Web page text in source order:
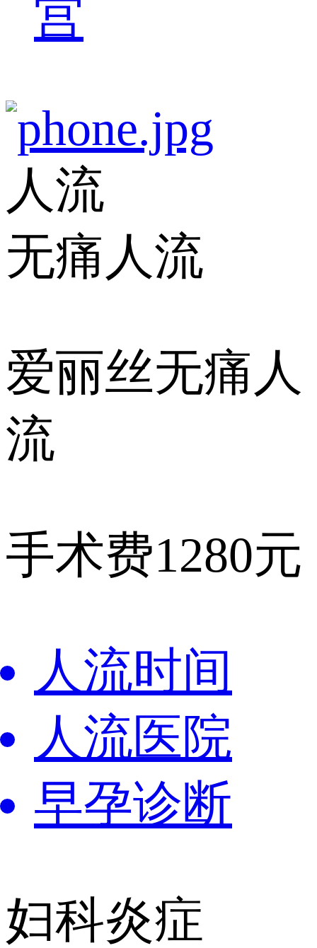
宫
人流
无痛人流
爱丽丝无痛人
流
手术费1280元
人流时间
人流医院
早孕诊断
妇科炎症